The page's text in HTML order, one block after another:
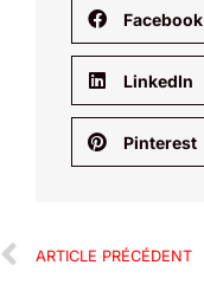
Facebook
LinkedIn
Pinterest
ARTICLE PRÉCÉDENT